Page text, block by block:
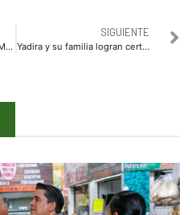
Calor extremo azotará Los Mochis con temperaturas de hasta 41 grados
SIGUIENTE
Yadira y su familia logran certeza patrimonial con apoyo del Ayuntamiento de Ahome